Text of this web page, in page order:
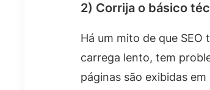
2) Corrija o básico
Há um mito de que
carrega lento, tem
páginas são exibidas em